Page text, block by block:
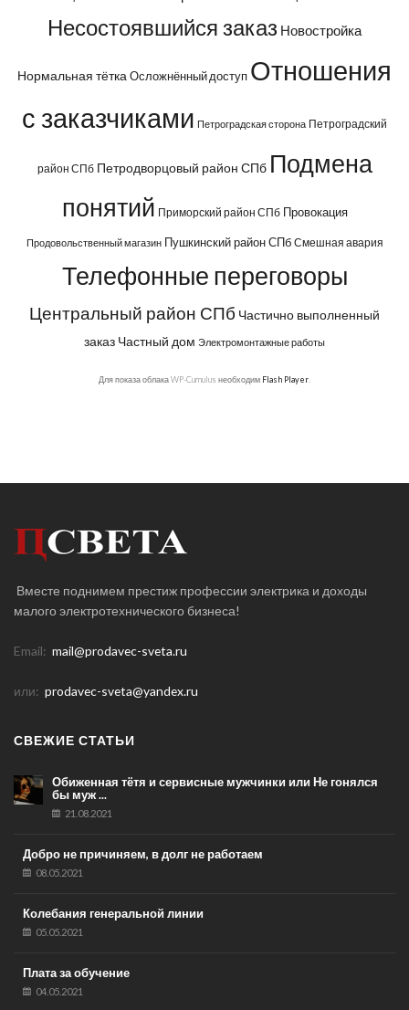
Несостоявшийся заказ Новостройка
Нормальная тёткаОсложнённый доступ Отношения
с заказчиками Петроградская сторона Петроградский
район СПб Петродворцовый район СПб Подмена
понятий Приморский район СПб Провокация
Продовольственный магазин Пушкинский район СПб Смешная авария
Телефонные переговоры
Центральный район СПб Частично выполненный
заказ Частный дом Электромонтажные работы
Для показа облака WP-Cumulus необходим Flash Player
Вместе поднимем престиж профессии электрика и доходы
малого электротехнического бизнеса!
Email: mail@prodavec-sveta.ru
или: prodavec-sveta@yandex.ru
СВЕЖИЕ СТАТЬИ
Обиженная тётя и сервисные мужчинки или Не гонялся
бы муж ...
21.08.2021
Добро не причиняем, в долг не работаем
08.05.2021
Колебания генеральной линии
05.05.2021
Плата за обучение
04.05.2021